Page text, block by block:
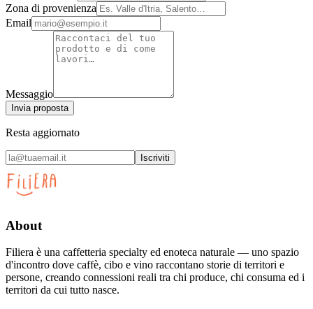
Zona di provenienza
Email
Messaggio
Invia proposta
Resta aggiornato
Iscriviti
About
Filiera è una caffetteria specialty ed enoteca naturale — uno spazio
d'incontro dove caffè, cibo e vino raccontano storie di territori e
persone, creando connessioni reali tra chi produce, chi consuma ed i
territori da cui tutto nasce.